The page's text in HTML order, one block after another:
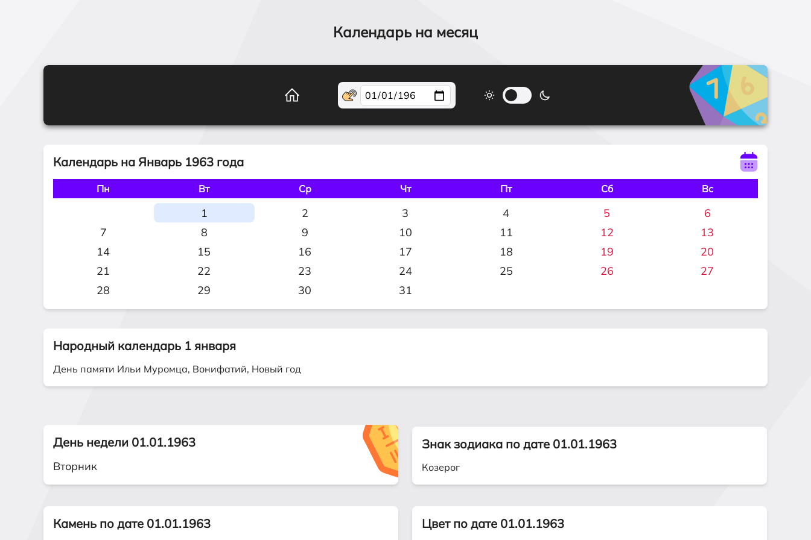
Календарь на месяц
Календарь на Январь 1963 года
Пн Вт Ср Чт Пт Сб Вс
1 2 3 4 5
6
7
8 9 10 11 12
13
14
15 16 17 18 19
20
21
22 23 24 25 26
27
28
29 30 31
Народный календарь 1 января
День памяти Ильи Муромца, Вонифатий, Новый год
День недели 01.01.1963
Вторник
Знак зодиака по дате 01.01.1963
Козерог
Камень по дате 01.01.1963 Цвет по дате 01.01.1963